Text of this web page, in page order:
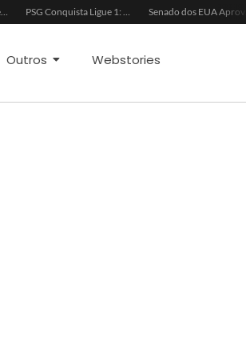
Convocação Final da Seleção Brasileira para a Copa do Mundo 2026 PSG Conquista Ligue 1: Safonov Brilha em Vitória Decisiva
Outros Webstories